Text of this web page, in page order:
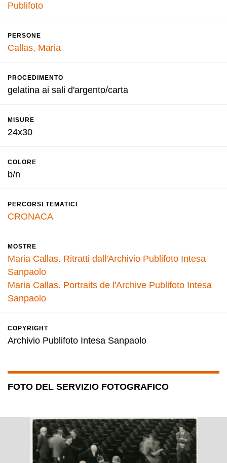
Publifoto
PERSONE
Callas, Maria
PROCEDIMENTO
gelatina ai sali d'argento/carta
MISURE
24x30
COLORE
b/n
PERCORSI TEMATICI
CRONACA
MOSTRE
Maria Callas. Ritratti dall'Archivio Publifoto Intesa
Sanpaolo
Maria Callas. Portraits de l'Archive Publifoto Intesa
Sanpaolo
COPYRIGHT
Archivio Publifoto Intesa Sanpaolo
FOTO DEL SERVIZIO FOTOGRAFICO